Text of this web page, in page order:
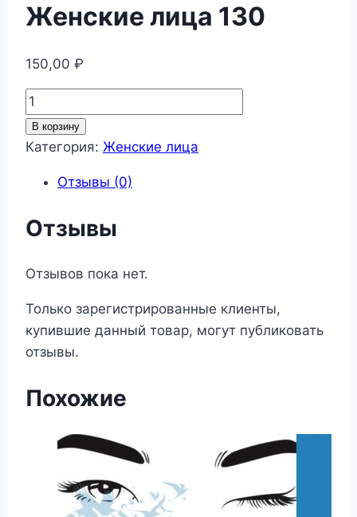
Женские лица 130
150,00 ₽
Количество
товара
Женские
130
В корзину
Категория: Женские лица
Отзывы (0)
Отзывы
Отзывов пока нет.
Только зарегистрированные клиенты,
купившие данный товар, могут публиковать
отзывы.
Похожие